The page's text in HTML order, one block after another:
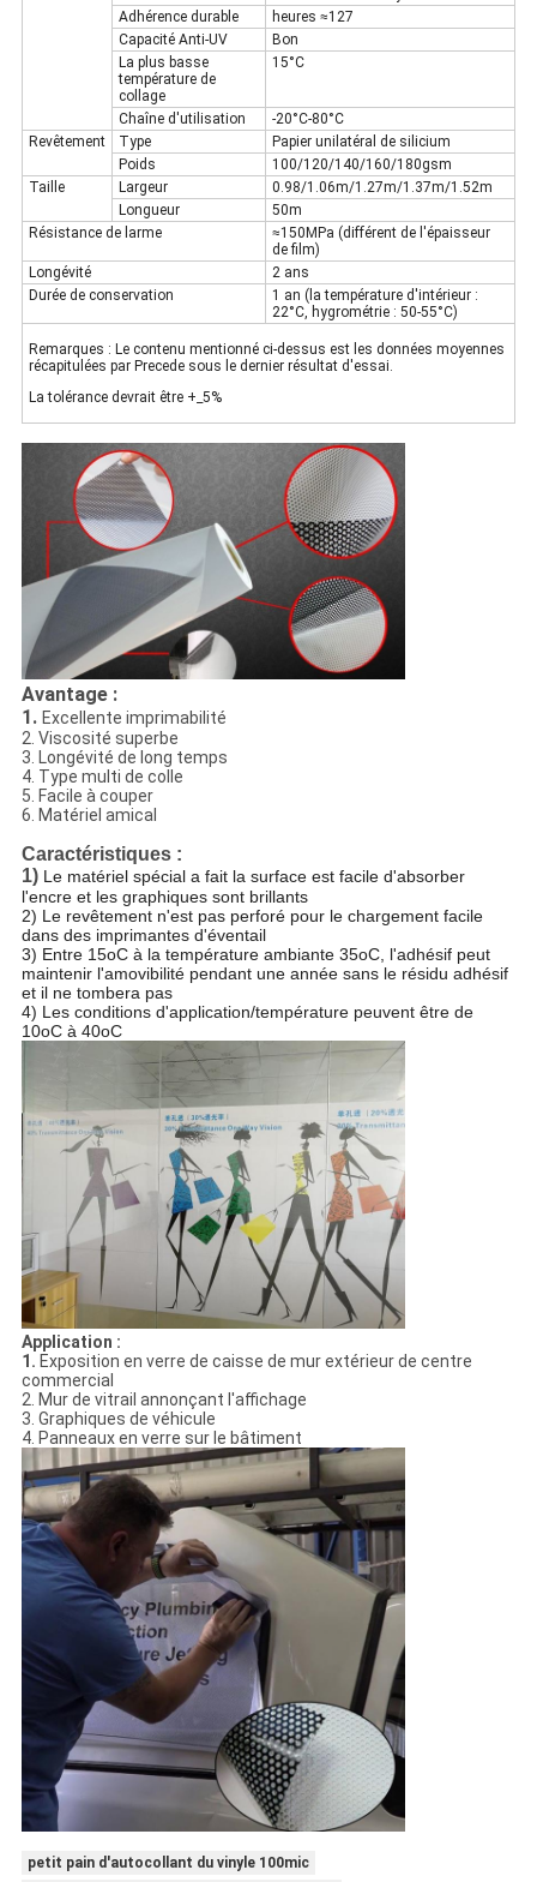
Adhérence durable
heures ≈127
Capacité Anti-UV
Bon
La plus basse
température de
collage
15°C
Chaîne d'utilisation
-20°C-80°C
Revêtement
Type
Papier unilatéral de silicium
Poids
100/120/140/160/180gsm
Taille
Largeur
0.98/1.06m/1.27m/1.37m/1.52m
Longueur
50m
Résistance de larme
≈150MPa (différent de l'épaisseur
de film)
Longévité
2 ans
Durée de conservation
1 an (la température d'intérieur :
22°C, hygrométrie : 50-55°C)
Remarques : Le contenu mentionné ci-dessus est les données moyennes
récapitulées par Precede sous le dernier résultat d'essai.
La tolérance devrait être +_5%
Avantage :
1. Excellente imprimabilité
2. Viscosité superbe
3. Longévité de long temps
4. Type multi de colle
5. Facile à couper
6. Matériel amical
Caractéristiques :
1) Le matériel spécial a fait la surface est facile d'absorber
l'encre et les graphiques sont brillants
2) Le revêtement n'est pas perforé pour le chargement facile
dans des imprimantes d'éventail
3) Entre 15oC à la température ambiante 35oC, l'adhésif peut
maintenir l'amovibilité pendant une année sans le résidu adhésif
et il ne tombera pas
4) Les conditions d'application/température peuvent être de
10oC à 40oC
Application :
1. Exposition en verre de caisse de mur extérieur de centre
commercial
2. Mur de vitrail annonçant l'affichage
3. Graphiques de véhicule
4. Panneaux en verre sur le bâtiment
petit pain d'autocollant du vinyle 100mic